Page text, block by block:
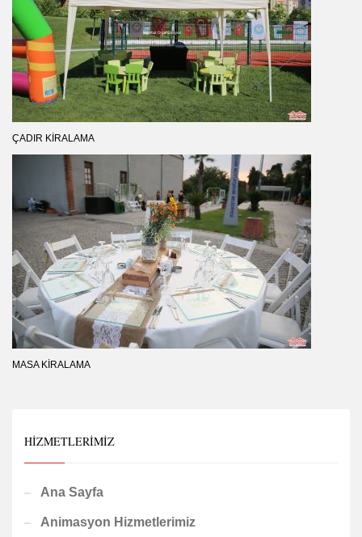
ÇADIR KIRALAMA
MASA KIRALAMA
HIZMETLERIMIZ
Ana Sayfa
Animasyon Hizmetlerimiz